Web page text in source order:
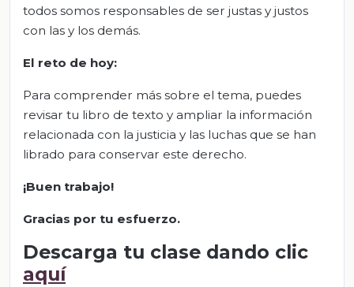
todos somos responsables de ser justas y justos
con las y los demás.
El reto de hoy:
Para comprender más sobre el tema, puedes
revisar tu libro de texto y ampliar la información
relacionada con la justicia y las luchas que se han
librado para conservar este derecho.
¡Buen trabajo!
Gracias por tu esfuerzo.
Descarga tu clase dando clic
aquí